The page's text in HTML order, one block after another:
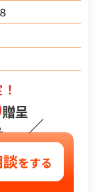
贈呈
／